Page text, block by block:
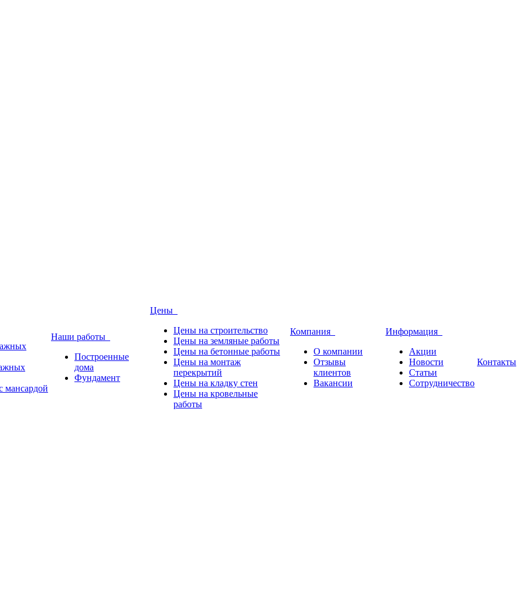
мансардой
Наши работы
Построенные
дома
Фундамент
Цены
Цены на строительство
Цены на земляные работы
Цены на бетонные работы
Цены на монтаж
перекрытий
Цены на кладку стен
Цены на кровельные
работы
Компания
О компании
Отзывы
клиентов
Вакансии
Информация
Акции
Новости
Статьи
Сотрудничество
Контакты